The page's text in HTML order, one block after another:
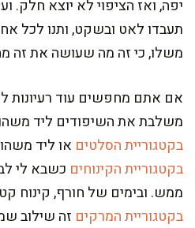
יפה, ואז הציפוי לא יוצא חלק.
תעבדו לאט ובשקט, ותנו לכל
משלו, כי זה מה שעושה את זה
אם אתם מחפשים עוד רעיונות
משלבת את השיפודים ליד
בקטגוריית הסלטים או ליד
בקטגוריית הקינוחים כשבא לי
ממש. ובימים של חורף, קינוח
בקטגוריית המרקים זה שילוב